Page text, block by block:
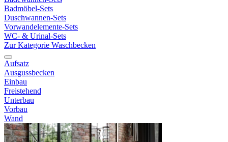
Badmöbel-Sets
Duschwannen-Sets
Vorwandelemente-Sets
WC- & Urinal-Sets
Zur Kategorie Waschbecken
Aufsatz
Ausgussbecken
Einbau
Freistehend
Unterbau
Vorbau
Wand